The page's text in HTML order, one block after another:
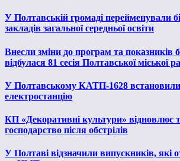
У Полтавській громаді перейменували
закладів загальної середньої освіти
Внесли зміни до програм та показників
відбулася 81 сесія Полтавської міської
У Полтавському КАТП-1628
електростанцію
КП «Декоративні культури» відновлює
господарство після обстрілів
У Полтаві відзначили випускників, які